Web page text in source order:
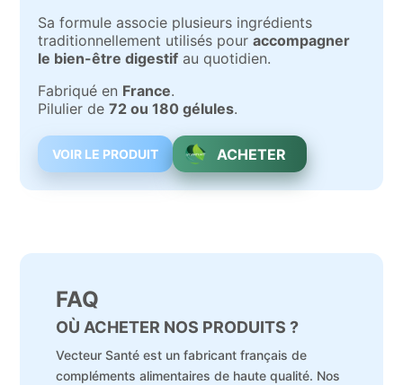
Sa formule associe plusieurs ingrédients
traditionnellement utilisés pouraccompagner
le bien-être digestif au quotidien.
Fabriqué en France.
Pilulier de72 ou 180 gélules.
VOIR LE PRODUIT ACHETER
FAQ
OÙ ACHETER NOS PRODUITS ?
Vecteur Santé est un fabricant français de
compléments alimentaires de haute qualité. Nos